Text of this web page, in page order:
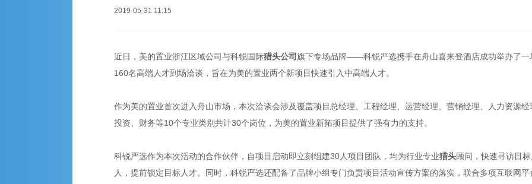
2019-05-31 11:15
近日，美的置业浙江区域公司与科锐国际猎头公司旗下专场品牌——科锐严选携手在舟山喜来登酒店成功举办了一
160名高端人才到场洽谈，旨在为美的置业两个新项目快速引入中高端人才。
作为美的置业首次进入舟山市场，本次洽谈会涉及覆盖项目总经理、工程经理、运营经理、营销经理、人力资源
投资、财务等10个专业类别共计30个岗位，为美的置业新拓项目提供了强有力的支持。
科锐严选作为本次活动的合作伙伴，自项目启动即立刻组建30人项目团队，均为行业专业猎头顾问，快速寻访目
人，提前锁定目标人才。同时，科锐严选还配备了品牌小组专门负责项目活动宣传方案的落实，联合多项互联网